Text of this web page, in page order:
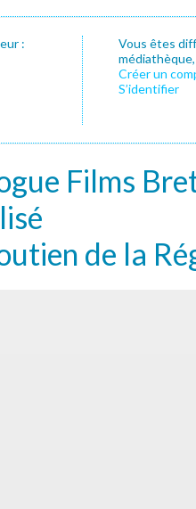
:
Vous êtes
Créer un
S’identifier
Films
de la